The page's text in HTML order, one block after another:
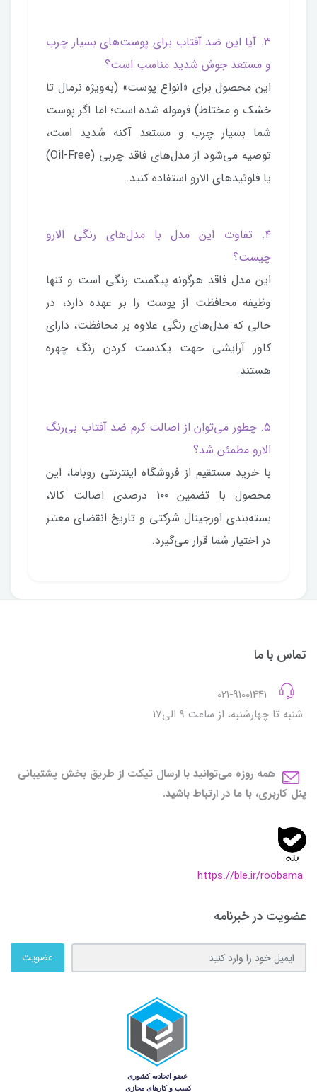
۳. آیا این ضد آفتاب برای پوست‌های بسیار چرب
و مستعد جوش شدید مناسب است؟
این محصول برای «انواع پوست» (به‌ویژه نرمال تا
خشک و مختلط) فرموله شده است؛ اما اگر پوست
شما بسیار چرب و مستعد آکنه شدید است،
توصیه می‌شود از مدل‌های فاقد چربی (Oil-Free)
یا فلوئیدهای الارو استفاده کنید.
۴. تفاوت این مدل با مدل‌های رنگی الارو
چیست؟
این مدل فاقد هرگونه پیگمنت رنگی است و تنها
وظیفه محافظت از پوست را بر عهده دارد، در
حالی که مدل‌های رنگی علاوه بر محافظت، دارای
کاور آرایشی جهت یکدست کردن رنگ چهره
هستند.
۵. چطور می‌توان از اصالت کرم ضد آفتاب بی‌رنگ
الارو مطمئن شد؟
با خرید مستقیم از فروشگاه اینترنتی روباما، این
محصول با تضمین ۱۰۰ درصدی اصالت کالا،
بسته‌بندی اورجینال شرکتی و تاریخ انقضای معتبر
در اختیار شما قرار می‌گیرد.
تماس با ما
شنبه تا چهارشنبه، از ساعت 9 الی17
همه روزه می‌توانید با ارسال تیکت از طریق بخش پشتیبانی
پنل کاربری، با ما در ارتباط باشید.
https://ble.ir/roobama
عضویت در خبرنامه
عضویت